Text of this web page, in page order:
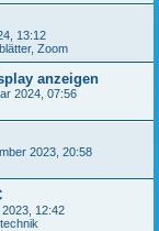
13:12
Zoom
anzeigen
2024, 07:56
2023, 20:58
12:42